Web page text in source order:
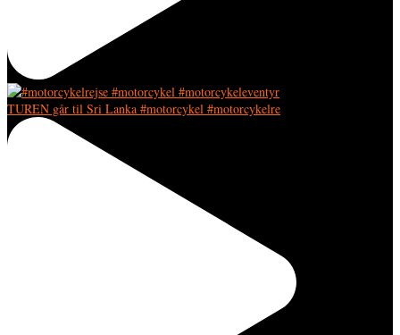
TUREN går til Sri Lanka #motorcykel #motorcykelre